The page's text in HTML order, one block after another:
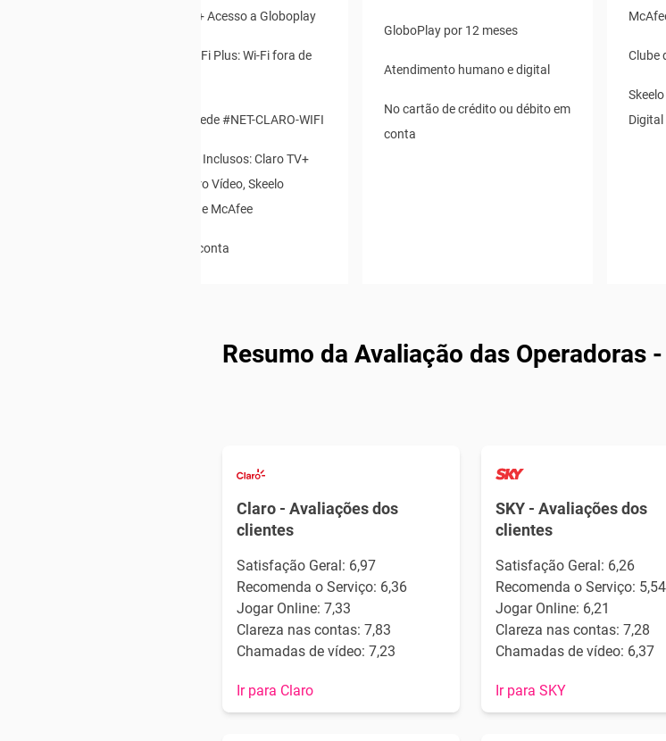
500 Mega + Acesso a Globoplay
Modem Wi-Fi Plus: Wi-Fi fora de
Acesso a Rede #NET-CLARO-WIFI
Aplicativos Inclusos: Claro TV+
(Now), Claro Vídeo, Skeelo
Audiobook e McAfee
Débito em conta
GloboPlay por 12 meses
Atendimento humano e digital
No cartão de crédito ou débito em
conta
Clube
Digital
Resumo da Avaliação das Operadoras
Claro - Avaliações dos
clientes
Satisfação Geral: 6,97
Recomenda o Serviço: 6,36
Jogar Online: 7,33
Clareza nas contas: 7,83
Chamadas de vídeo: 7,23
Ir para Claro
SKY - Avaliações dos
clientes
Satisfação Geral: 6,26
Recomenda o Serviço: 5,54
Jogar Online: 6,21
Clareza nas contas: 7,28
Chamadas de vídeo: 6,37
Ir para SKY